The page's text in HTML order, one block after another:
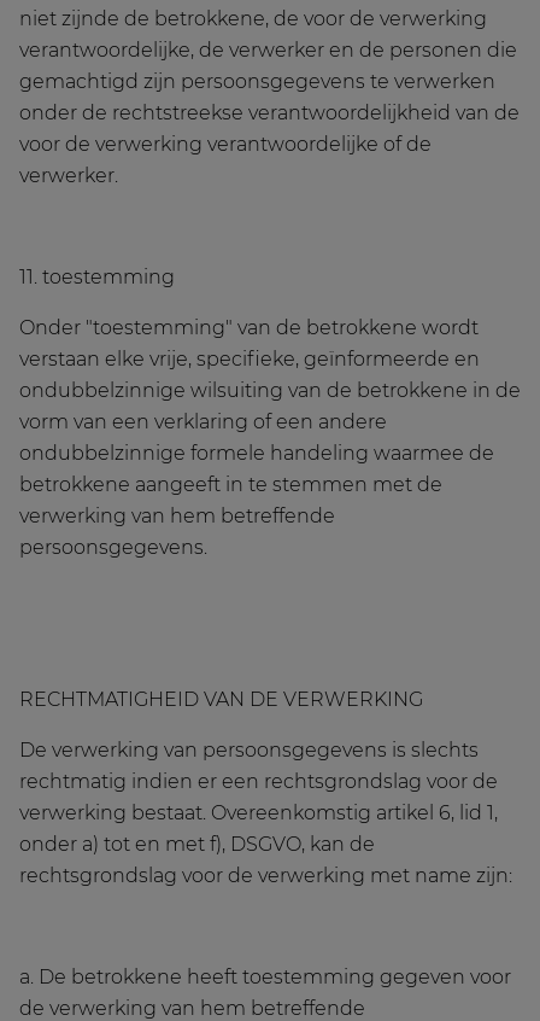
niet zijnde de betrokkene, de voor de verwerking
verantwoordelijke, de verwerker en de personen die
gemachtigd zijn persoonsgegevens te verwerken
onder de rechtstreekse verantwoordelijkheid van de
voor de verwerking verantwoordelijke of de
verwerker.
11. toestemming
Onder "toestemming" van de betrokkene wordt
verstaan elke vrije, specifieke, geïnformeerde en
ondubbelzinnige wilsuiting van de betrokkene in de
vorm van een verklaring of een andere
ondubbelzinnige formele handeling waarmee de
betrokkene aangeeft in te stemmen met de
verwerking van hem betreffende
persoonsgegevens.
RECHTMATIGHEID VAN DE VERWERKING
De verwerking van persoonsgegevens is slechts
rechtmatig indien er een rechtsgrondslag voor de
verwerking bestaat. Overeenkomstig artikel 6, lid 1,
onder a) tot en met f), DSGVO, kan de
rechtsgrondslag voor de verwerking met name zijn:
a. De betrokkene heeft toestemming gegeven voor
de verwerking van hem betreffende